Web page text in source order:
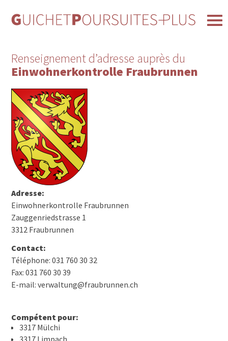
Renseignement d’adresse auprès du
Einwohnerkontrolle Fraubrunnen
Adresse:
Einwohnerkontrolle Fraubrunnen
Zauggenriedstrasse 1
3312 Fraubrunnen
Contact:
Téléphone: 031 760 30 32
Fax: 031 760 30 39
E-mail: verwaltung@fraubrunnen.ch
Compétent pour:
3317 Mülchi
3317 Limpach